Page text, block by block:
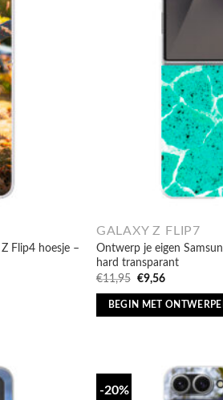
Flip4 hoesje –
GALAXY Z FLIP7
Ontwerp je eigen
hard transparant
€11,95 Oorspronkelijke
was:
€11,95.
€9,56Huidige
is:
€9,56.
BEGIN MET
-20%